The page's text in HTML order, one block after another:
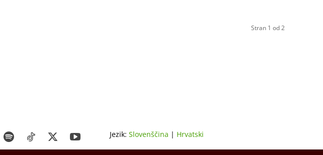
Stran 1 od 2
Jezik: Slovenščina | Hrvatski